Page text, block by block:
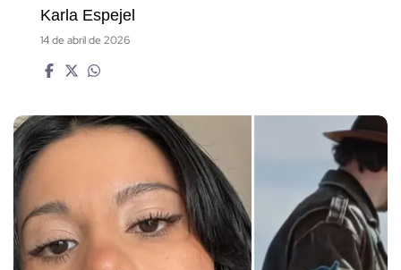
Karla Espejel
14 de abril de 2026